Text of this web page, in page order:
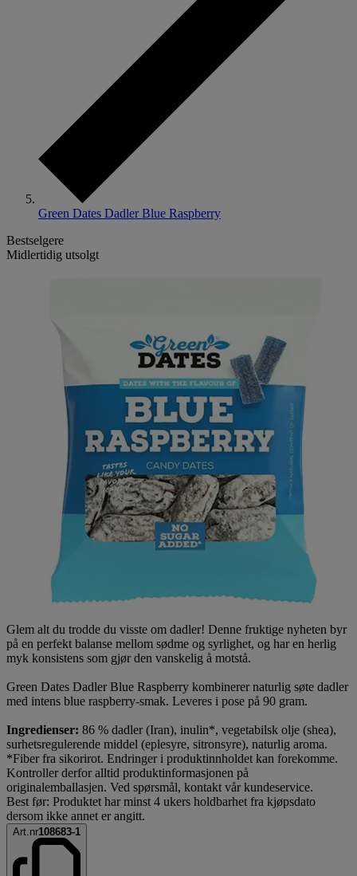
Green Dates Dadler Blue Raspberry
Bestselgere
Midlertidig utsolgt
Glem alt du trodde du visste om dadler! Denne fruktige nyheten byr
på en perfekt balanse mellom sødme og syrlighet, og har en herlig
myk konsistens som gjør den vanskelig å motstå.
Green Dates Dadler Blue Raspberry kombinerer naturlig søte dadler
med intens blue raspberry-smak. Leveres i pose på 90 gram.
Ingredienser: 86 % dadler (Iran), inulin*, vegetabilsk olje (shea),
surhetsregulerende middel (eplesyre, sitronsyre), naturlig aroma.
*Fiber fra sikorirot. Endringer i produktinnholdet kan forekomme.
Kontroller derfor alltid produktinformasjonen på
originalemballasjen. Ved spørsmål, kontakt vår kundeservice.
Best før: Produktet har minst 4 ukers holdbarhet fra kjøpsdato
dersom ikke annet er angitt.
Art.nr108683-1